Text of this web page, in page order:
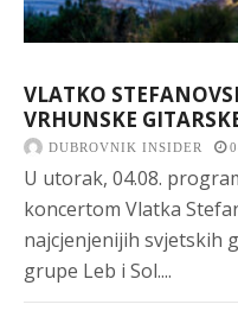
VLATKO
VRHUNSKE
DUBROVNIK INSIDER
U utorak, 04.08.
koncertom Vlatka
najcjenjenijih svjetskih
grupe Leb i Sol....